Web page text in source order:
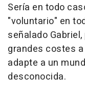
Sería en todo
"voluntario" en
señalado
grandes costes
adapte a un
desconocida.